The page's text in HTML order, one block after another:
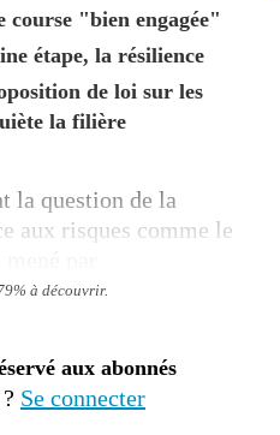
"bien engagée"
étape, la résilience
de loi sur les
la filière
la question de la
aux risques comme le
à découvrir.
aux abonnés
Se connecter